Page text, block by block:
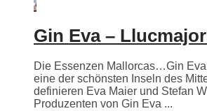
Gin Eva –
Die Essenzen Mallorcas…Gin
eine der schönsten Inseln des
definieren Eva Maier und Stefan
Produzenten von Gin Eva ...